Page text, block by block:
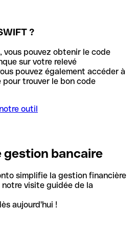
?
vous pouvez obtenir le code
sur votre relevé
pouvez également accéder à
trouver le bon code
outil
gestion bancaire
simplifie la gestion financière
visite guidée de la
aujourd'hui !